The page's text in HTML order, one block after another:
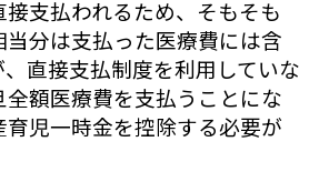
支払われるため、そもそも
分は支払った医療費には含
直接支払制度を利用していな
額医療費を支払うことにな
児一時金を控除する必要が